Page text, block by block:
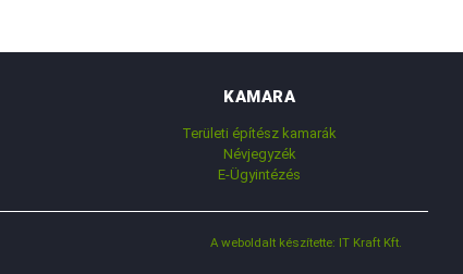
KAMARA
Területi építész kamarák
Névjegyzék
E-Ügyintézés
A weboldalt készítette: IT Kraft Kft.